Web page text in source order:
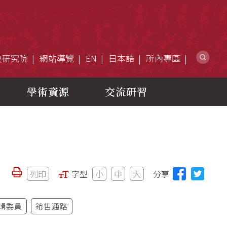
究院 網站導覽 EN 日本語 所內專區
學術資源 交流研習
列印 字型 小 中 大 分享
委員 銷售通路